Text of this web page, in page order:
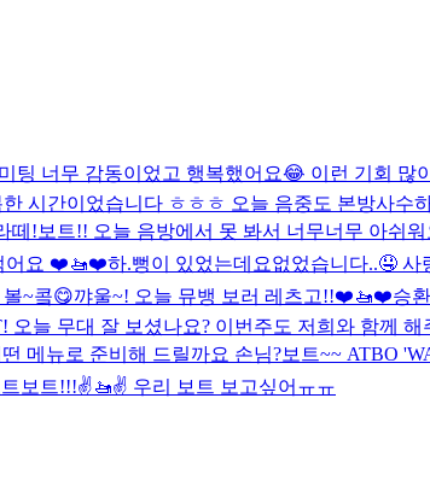
너무 감동이었고 행복했어요😂 이런 기회 많
시간이었습니다 ㅎㅎㅎ 오늘 음중도 본방사수
떼! 보트!! 오늘 음방에서 못 봐서 너무너무 아쉬
어요 ❤️🚤❤️하.뻥이 있었는데요없었습니다..🤤
~콬😋꺄울~! 오늘 뮤뱅 보러 레츠고!!❤️🚤❤️승
오늘 무대 잘 보셨나요? 이번주도 저희와 함께
메뉴로 준비해 드릴까요 손님?보트~~ ATBO
트보트!!!✌🚤✌ 우리 보트 보고싶어ㅠㅠ